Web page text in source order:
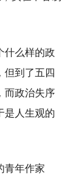
什么样的政
但到了五四
而政治失序
是人生观的
青年作家